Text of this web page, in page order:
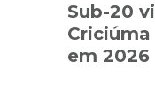
Sub-20
em 2026